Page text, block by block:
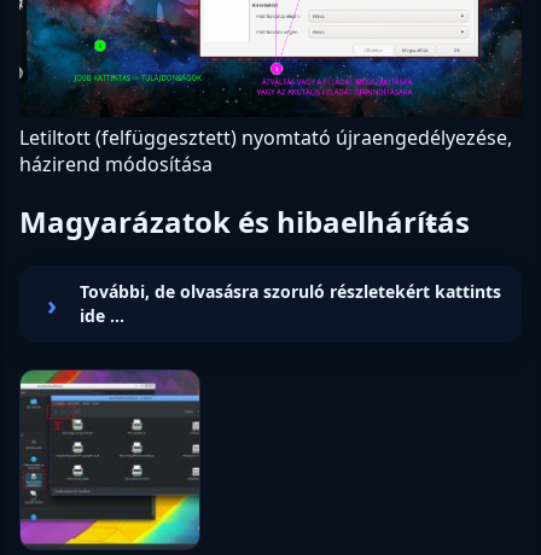
Letiltott (felfüggesztett) nyomtató újraengedélyezése,
házirend módosítása
Magyarázatok és hibaelháríŧás
További, de olvasásra szoruló részletekért kattints
ide ...